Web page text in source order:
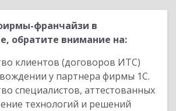
франчайзи в
обратите внимание на:
клиентов (договоров ИТС)
у партнера фирмы 1С.
специалистов, аттестованных
технологий и решений